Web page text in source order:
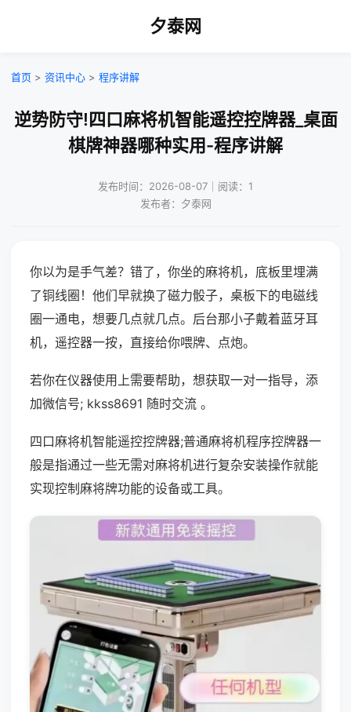
夕泰网
首页 > 资讯中心 > 程序讲解
逆势防守!四口麻将机智能遥控控牌器_桌面
棋牌神器哪种实用-程序讲解
发布时间：2026-08-07｜阅读：1
发布者：夕泰网
你以为是手气差？错了，你坐的麻将机，底板里埋满
了铜线圈！他们早就换了磁力骰子，桌板下的电磁线
圈一通电，想要几点就几点。后台那小子戴着蓝牙耳
机，遥控器一按，直接给你喂牌、点炮。
若你在仪器使用上需要帮助，想获取一对一指导，添
加微信号; kkss8691 随时交流 。
四口麻将机智能遥控控牌器;普通麻将机程序控牌器一
般是指通过一些无需对麻将机进行复杂安装操作就能
实现控制麻将牌功能的设备或工具。